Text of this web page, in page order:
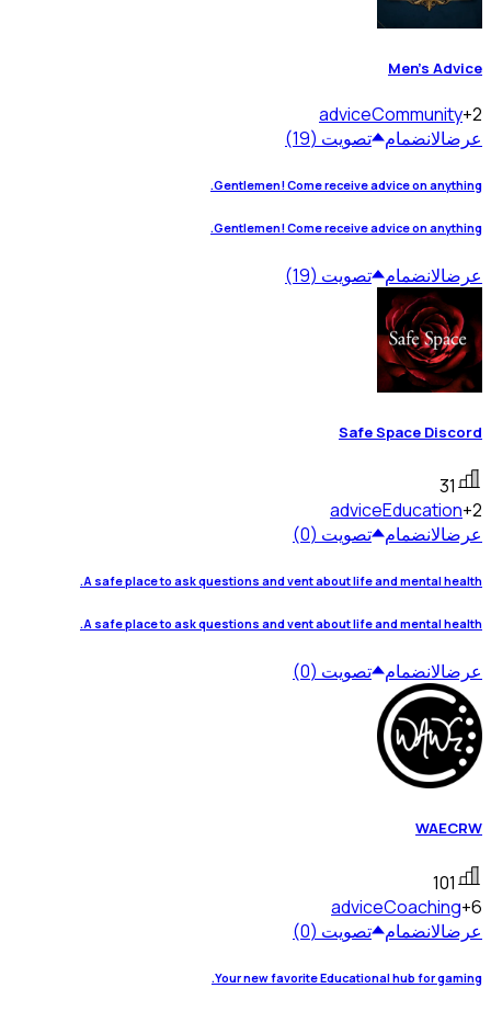
Men's Advice
adviceCommunity+2
عرضالانضمام تصويت (19)
Gentlemen! Come receive advice on anything.
Gentlemen! Come receive advice on anything.
عرضالانضمام تصويت (19)
Safe Space Discord
31
adviceEducation+2
عرضالانضمام تصويت (0)
A safe place to ask questions and vent about life and mental health.
A safe place to ask questions and vent about life and mental health.
عرضالانضمام تصويت (0)
WAECRW
101
adviceCoaching+6
عرضالانضمام تصويت (0)
Your new favorite Educational hub for gaming.